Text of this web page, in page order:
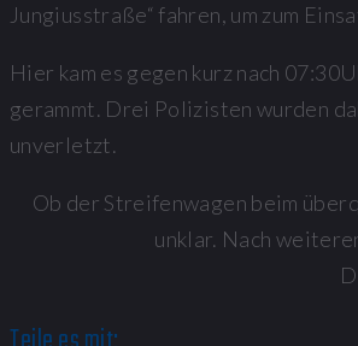
Jungiusstraße“ fahren, um zum
Hier kam es gegen kurz nach
gerammt. Drei Polizisten wurden
unverletzt.
Ob der Streifenwagen beim
unklar. Nach